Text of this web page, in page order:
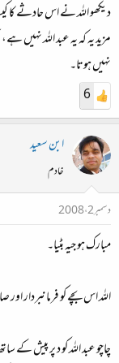
دیکھو اللہ نے اس حادثے کا
مزید یہ کہ یہ عبد اللہ نہیں
نہیں ہوتا۔
6
ابن سعید
خادم
دسمبر 2، 2008
مبارک ہو جیہ بٹیا۔
اللہ اس بچے کو فرمانبردار
چاچو عبد اللہ کو د پر پیش کے